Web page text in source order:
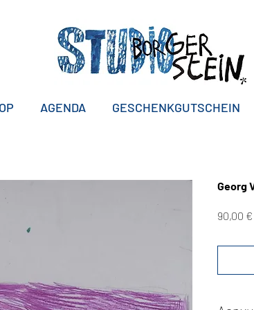
AGENDA GESCHENKGUTSCHEIN
Georg
90,00 €